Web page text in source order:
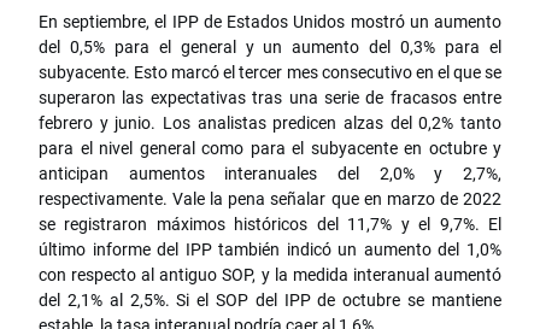
En septiembre, el IPP de Estados Unidos mostró un aumento
del 0,5% para el general y un aumento del 0,3% para el
subyacente. Esto marcó el tercer mes consecutivo en el que se
superaron las expectativas tras una serie de fracasos entre
febrero y junio. Los analistas predicen alzas del 0,2% tanto
para el nivel general como para el subyacente en octubre y
anticipan aumentos interanuales del 2,0% y 2,7%,
respectivamente. Vale la pena señalar que en marzo de 2022
se registraron máximos históricos del 11,7% y el 9,7%. El
último informe del IPP también indicó un aumento del 1,0%
con respecto al antiguo SOP, y la medida interanual aumentó
del 2,1% al 2,5%. Si el SOP del IPP de octubre se mantiene